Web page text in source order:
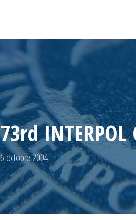
73rd
6 octobre 2004